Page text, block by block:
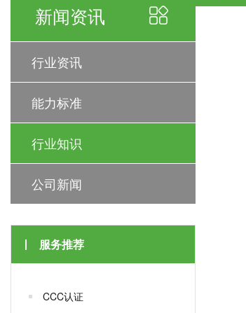
新闻资讯
行业资讯
能力标准
行业知识
公司新闻
服务推荐
CCC认证